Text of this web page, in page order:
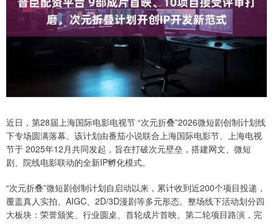
近日，第28届上海国际电影电视节 “次元折叠”2026微短剧创制计划线
下专场圆满落幕。该计划由番茄小说联合上海国际电影节、上海电视
节于 2025年12月共同发起，旨在打破次元壁垒，搭建网文、微短
剧、院线电影联动的全新IP孵化模式。
“次元折叠”微短剧创制计划自启动以来，累计收到近200个项目投递，
覆盖真人实拍、AIGC、2D/3D漫剧等多元形态。整场线下活动划分四
大板块：荣誉颁奖、行业圆桌、首轮成片首映、第二轮项目路演，完